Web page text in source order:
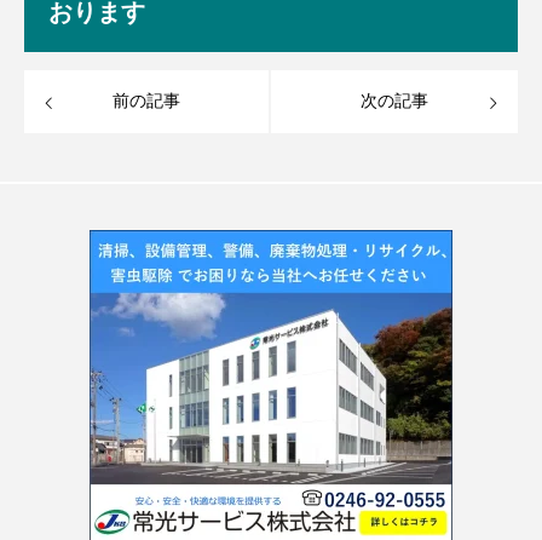
おります
前の記事 次の記事